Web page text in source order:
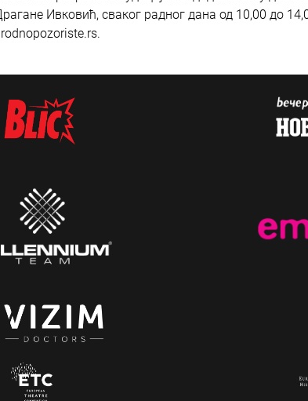
Ивковић, сваког радног дана од 10,00 до